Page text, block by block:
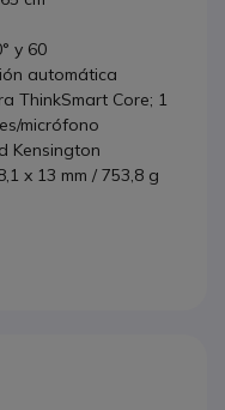
y 60
automática
ThinkSmart Core; 1
micrófono
Kensington
x 13 mm / 753,8 g